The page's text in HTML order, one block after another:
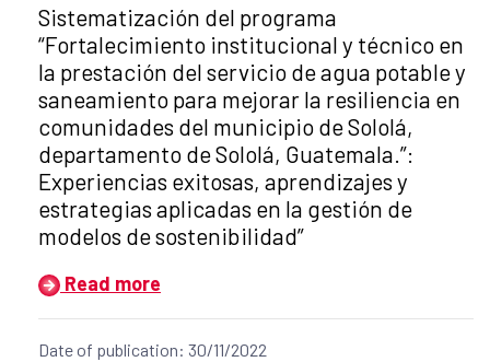
Title of the announcement:
Sistematización del programa
“Fortalecimiento institucional y técnico en
la prestación del servicio de agua potable y
saneamiento para mejorar la resiliencia en
comunidades del municipio de Sololá,
departamento de Sololá, Guatemala.”:
Experiencias exitosas, aprendizajes y
estrategias aplicadas en la gestión de
modelos de sostenibilidad”
Read more
Date of publication: 30/11/2022